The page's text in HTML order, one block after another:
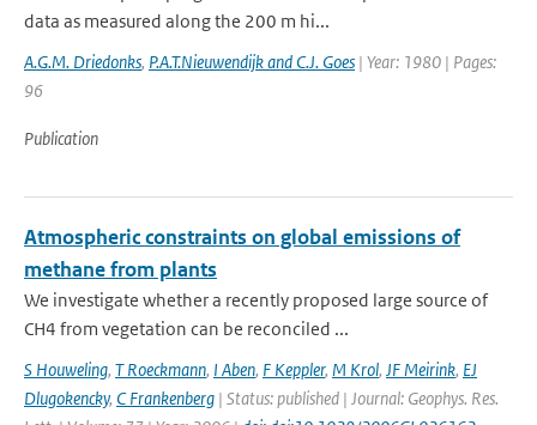
data as measured along the 200 m hi...
A.G.M. Driedonks, P.A.T.Nieuwendijk and C.J. Goes | Year: 1980 | Pages:
96
Publication
Atmospheric constraints on global emissions of
methane from plants
We investigate whether a recently proposed large source of
CH4 from vegetation can be reconciled ...
S Houweling, T Roeckmann, I Aben, F Keppler, M Krol, JF Meirink, EJ
Dlugokencky, C Frankenberg | Status: published | Journal: Geophys. Res.